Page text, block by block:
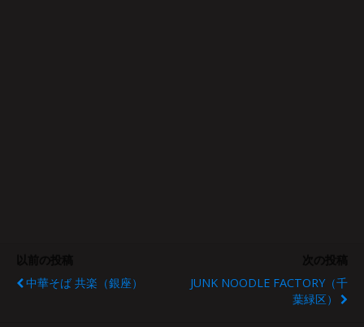
中華そば 共楽（銀座）
JUNK NOODLE FACTORY（千
葉緑区）